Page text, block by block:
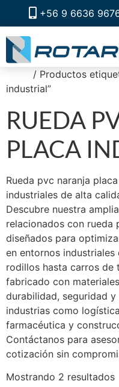
+56 9 6636
/ Productos
industrial”
RUEDA
PLACA
Rueda pvc naranja
industriales de alta
Descubre nuestra
relacionados con rueda
diseñados para
en entornos industriales
rodillos hasta carros
fabricado con
durabilidad, seguridad
industrias como
farmacéutica y
Contáctanos para
cotización sin
Mostrando 2 resultados